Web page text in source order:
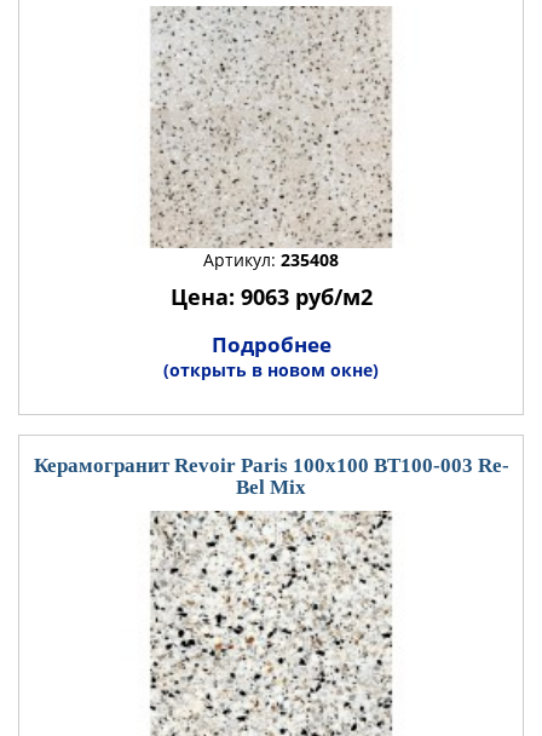
Артикул: 235408
Цена: 9063 руб/м2
Подробнее
(открыть в новом окне)
Керамогранит Revoir Paris 100x100 BT100-003 Re-
Bel Mix